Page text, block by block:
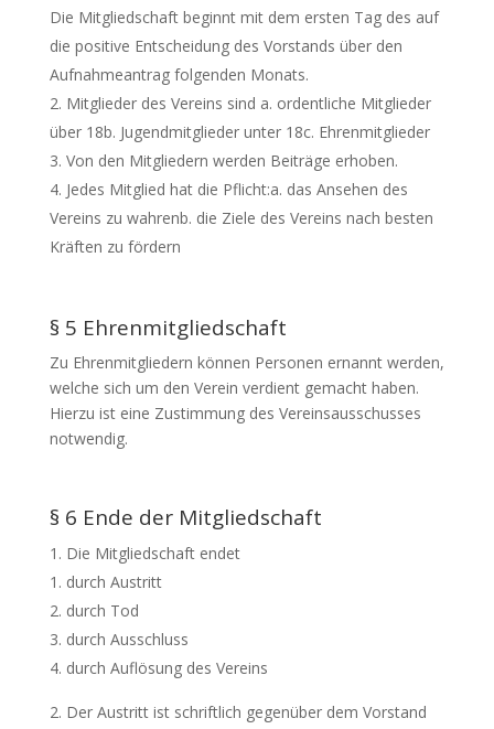
Die Mitgliedschaft beginnt mit dem ersten Tag des auf
die positive Entscheidung des Vorstands über den
Aufnahmeantrag folgenden Monats.
Mitglieder des Vereins sind a. ordentliche Mitglieder
über 18b. Jugendmitglieder unter 18c. Ehrenmitglieder
Von den Mitgliedern werden Beiträge erhoben.
Jedes Mitglied hat die Pflicht:a. das Ansehen des
Vereins zu wahrenb. die Ziele des Vereins nach besten
Kräften zu fördern
§ 5 Ehrenmitgliedschaft
Zu Ehrenmitgliedern können Personen ernannt werden,
welche sich um den Verein verdient gemacht haben.
Hierzu ist eine Zustimmung des Vereinsausschusses
notwendig.
§ 6 Ende der Mitgliedschaft
Die Mitgliedschaft endet
durch Austritt
durch Tod
durch Ausschluss
durch Auflösung des Vereins
Der Austritt ist schriftlich gegenüber dem Vorstand